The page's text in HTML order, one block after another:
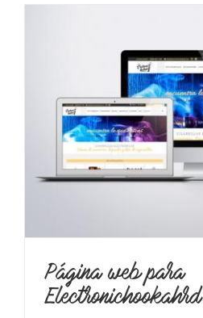
Página web para
Electronichookahrd